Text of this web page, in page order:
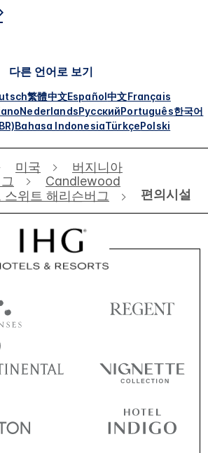
다른 언어로 보기
繁體中文Español中文Français
NederlandsРусскийPortuguês한국어
Bahasa IndonesiaTürkçePolski
미국
버지니아
Candlewood
스위트 해리슨버그
편의시설